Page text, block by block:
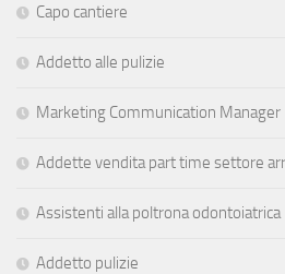
Capo cantiere
Addetto alle pulizie
Marketing Communication Manager
Addette vendita part time settore
Assistenti alla poltrona odontoiatrica
Addetto pulizie